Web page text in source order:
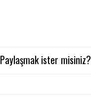
Paylaşmak ister misiniz?